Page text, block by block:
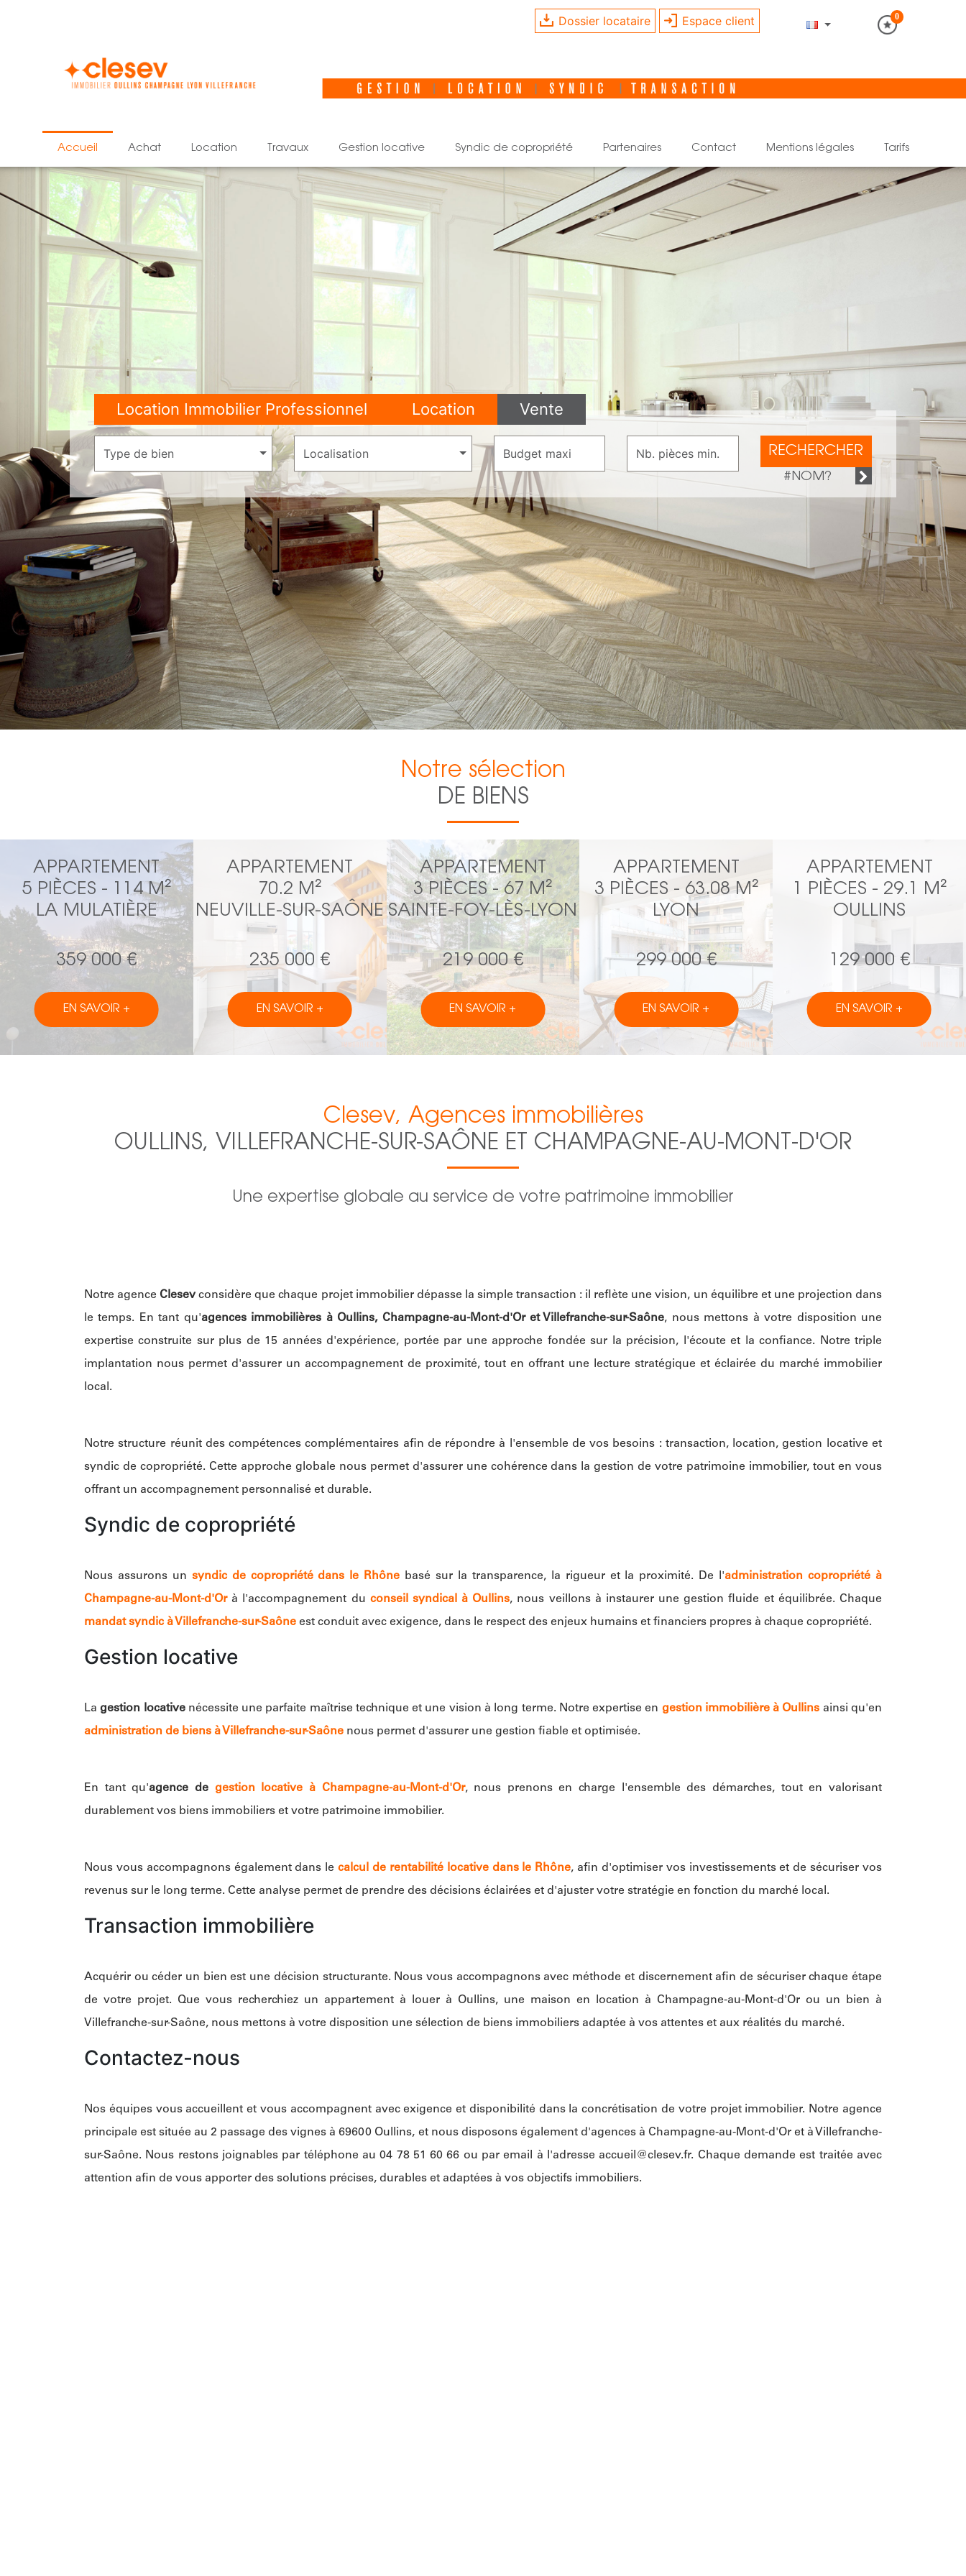
Dossier locataire Espace client 0
accueil achat location travaux gestion locative syndic de copropriété partenaires contact mentions légales tarifs
Location Immobilier Professionnel Location Vente
Type de bien Localisation RECHERCHER
#NOM?
Notre sélection
DE BIENS
APPARTEMENT
5 PIÈCES - 114 M²
LA MULATIÈRE
359 000 €
EN SAVOIR +
APPARTEMENT
70.2 M²
NEUVILLE-SUR-SAÔNE
235 000 €
EN SAVOIR +
APPARTEMENT
3 PIÈCES - 67 M²
SAINTE-FOY-LÈS-LYON
219 000 €
EN SAVOIR +
APPARTEMENT
3 PIÈCES - 63.08 M²
LYON
299 000 €
EN SAVOIR +
APPARTEMENT
1 PIÈCES - 29.1 M²
OULLINS
129 000 €
EN SAVOIR +
Clesev, Agences immobilières
OULLINS, VILLEFRANCHE-SUR-SAÔNE ET CHAMPAGNE-AU-MONT-D'OR
Une expertise globale au service de votre patrimoine immobilier
Notre agence Clesevconsidère que chaque projet immobilier dépasse la simple transaction : il reflète une vision, un équilibre et une projection dans
le temps. En tant qu'agences immobilières à Oullins, Champagne-au-Mont-d'Or et Villefranche-sur-Saône, nous mettons à votre disposition une
expertise construite sur plus de 15 années d'expérience, portée par une approche fondée sur la précision, l'écoute et la confiance. Notre triple
implantation nous permet d'assurer un accompagnement de proximité, tout en offrant une lecture stratégique et éclairée du marché immobilier
local.
Notre structure réunit des compétences complémentaires afin de répondre à l'ensemble de vos besoins : transaction, location, gestion locative et
syndic de copropriété. Cette approche globale nous permet d'assurer une cohérence dans la gestion de votre patrimoine immobilier, tout en vous
offrant un accompagnement personnalisé et durable.
Syndic de copropriété
Nous assurons un syndic de copropriété dans le Rhône basé sur la transparence, la rigueur et la proximité. De l'administration copropriété à
Champagne-au-Mont-d'Orà l'accompagnement du conseil syndical à Oullins, nous veillons à instaurer une gestion fluide et équilibrée. Chaque
mandat syndic à Villefranche-sur-Saône est conduit avec exigence, dans le respect des enjeux humains et financiers propres à chaque copropriété.
Gestion locative
Lagestion locativenécessite une parfaite maîtrise technique et une vision à long terme. Notre expertise en gestion immobilière à Oullins ainsi qu'en
administration de biens à Villefranche-sur-Saône nous permet d'assurer une gestion fiable et optimisée.
En tant qu'agence de gestion locative à Champagne-au-Mont-d'Or, nous prenons en charge l'ensemble des démarches, tout en valorisant
durablement vos biens immobiliers et votre patrimoine immobilier.
Nous vous accompagnons également dans lecalcul de rentabilité locative dans le Rhône, afin d'optimiser vos investissements et de sécuriser vos
revenus sur le long terme. Cette analyse permet de prendre des décisions éclairées et d'ajuster votre stratégie en fonction du marché local.
Transaction immobilière
Acquérir ou céder un bien est une décision structurante. Nous vous accompagnons avec méthode et discernement afin de sécuriser chaque étape
de votre projet. Que vous recherchiez un appartement à louer à Oullins, une maison en location à Champagne-au-Mont-d'Or ou un bien à
Villefranche-sur-Saône, nous mettons à votre disposition une sélection de biens immobiliers adaptée à vos attentes et aux réalités du marché.
Contactez-nous
Nos équipes vous accueillent et vous accompagnent avec exigence et disponibilité dans la concrétisation de votre projet immobilier. Notre agence
principale est située au 2 passage des vignes à 69600 Oullins, et nous disposons également d'agences à Champagne-au-Mont-d'Or et à Villefranche-
sur-Saône. Nous restons joignables par téléphone au 04 78 51 60 66 ou par email à l'adresse accueil@clesev.fr. Chaque demande est traitée avec
attention afin de vous apporter des solutions précises, durables et adaptées à vos objectifs immobiliers.